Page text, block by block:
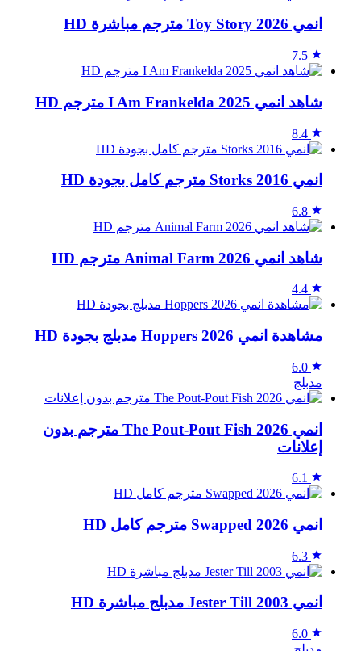
انمي Toy Story 2026 مترجم مباشرة HD
7.5
شاهد انمي I Am Frankelda 2025 مترجم HD
8.4
انمي Storks 2016 مترجم كامل بجودة HD
6.8
شاهد انمي Animal Farm 2026 مترجم HD
4.4
مشاهدة انمي Hoppers 2026 مدبلج بجودة HD
6.0
مدبلج
انمي The Pout-Pout Fish 2026 مترجم بدون
إعلانات
6.1
انمي Swapped 2026 مترجم كامل HD
6.3
انمي Jester Till 2003 مدبلج مباشرة HD
6.0